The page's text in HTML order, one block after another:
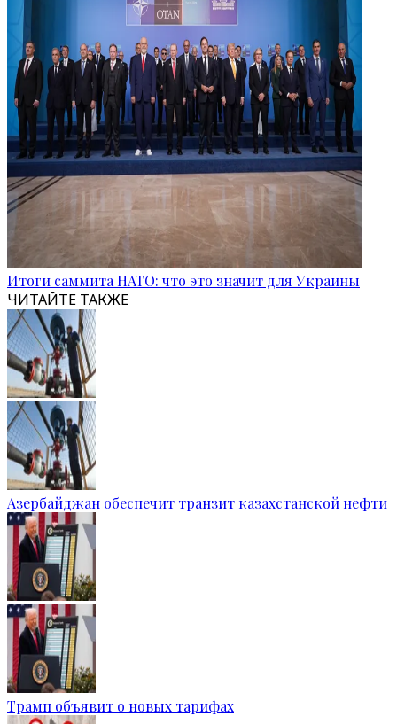
Итоги саммита НАТО: что это значит для Украины
ЧИТАЙТЕ ТАКЖЕ
Азербайджан обеспечит транзит казахстанской нефти
Трамп объявит о новых тарифах